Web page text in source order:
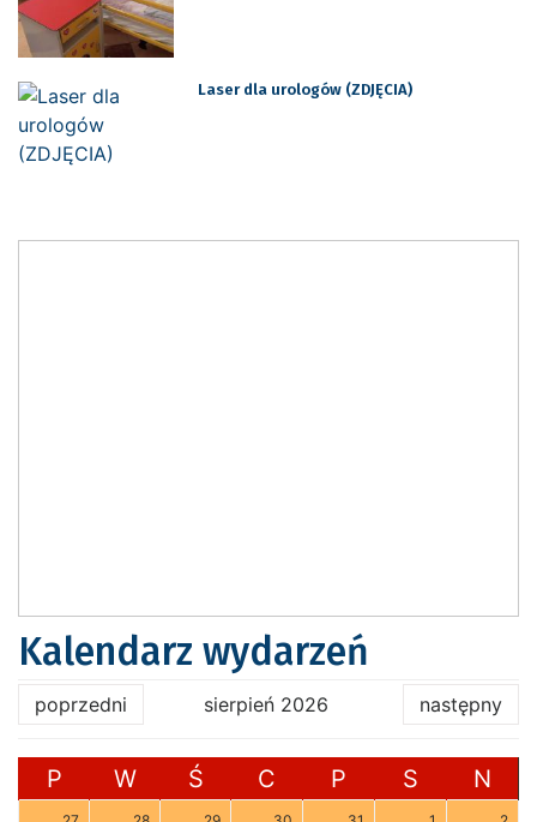
Laser dla urologów (ZDJĘCIA)
Kalendarz wydarzeń
poprzedni sierpień 2026 następny
P W Ś C P S N